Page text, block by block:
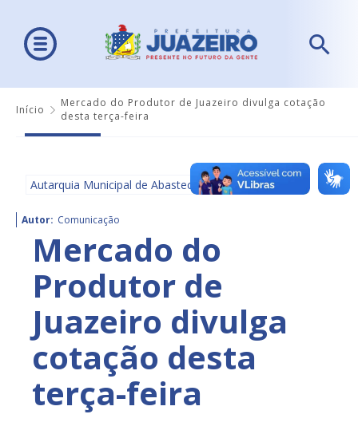
Início
Mercado do Produtor de Juazeiro divulga cotação
desta terça-feira
Autarquia Municipal de Abastecimento - AMA
Autor: Comunicação
Mercado do
Produtor de
Juazeiro divulga
cotação desta
terça-feira